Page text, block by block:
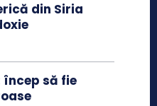
din Siria
să fie